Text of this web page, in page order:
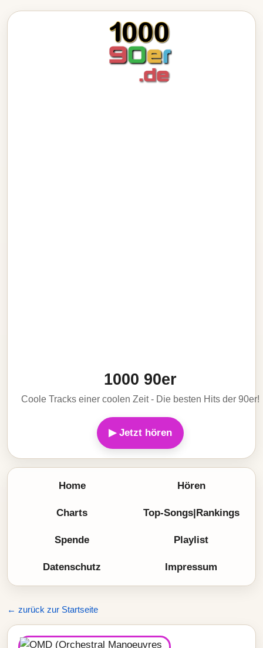
1000 90er
Coole Tracks einer coolen Zeit - Die besten Hits der 90er!
▶ Jetzt hören
Home Hören
Charts Top-Songs|Rankings
Spende Playlist
Datenschutz Impressum
← zurück zur Startseite